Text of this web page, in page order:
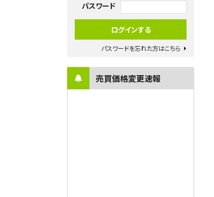
パスワード
パスワードを忘れた方はこちら
売買価格変更速報